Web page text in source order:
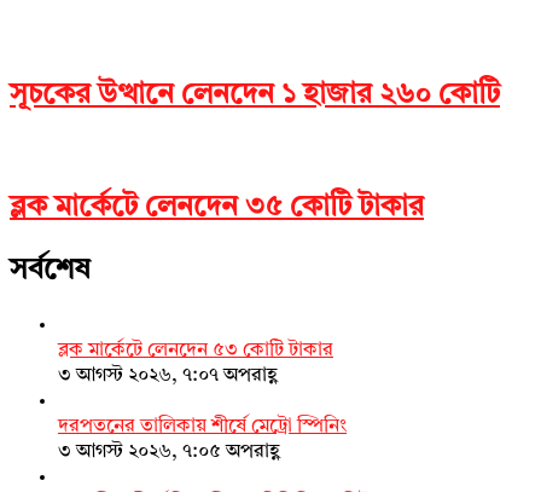
সূচকের উত্থানে লেনদেন ১ হাজার ২৬০ কোটি
ব্লক মার্কেটে লেনদেন ৩৫ কোটি টাকার
সর্বশেষ
ব্লক মার্কেটে লেনদেন ৫৩ কোটি টাকার
৩ আগস্ট ২০২৬, ৭:০৭ অপরাহ্ণ
দরপতনের তালিকায় শীর্ষে মেট্রো স্পিনিং
৩ আগস্ট ২০২৬, ৭:০৫ অপরাহ্ণ